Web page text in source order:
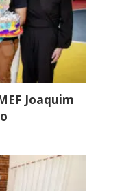
Joaquim